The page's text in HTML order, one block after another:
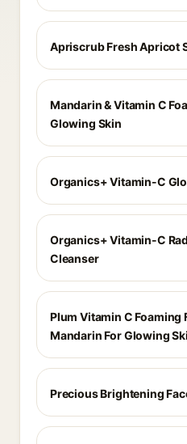
Apriscrub Fresh Apricot
Mandarin & Vitamin C
Glowing Skin
Organics+ Vitamin-C
Organics+ Vitamin-C
Cleanser
Plum Vitamin C Foaming
Mandarin For Glowing
Precious Brightening